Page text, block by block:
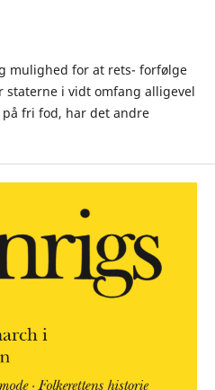
mulighed for at rets- forfølge
staterne i vidt omfang alligevel
fri fod, har det andre